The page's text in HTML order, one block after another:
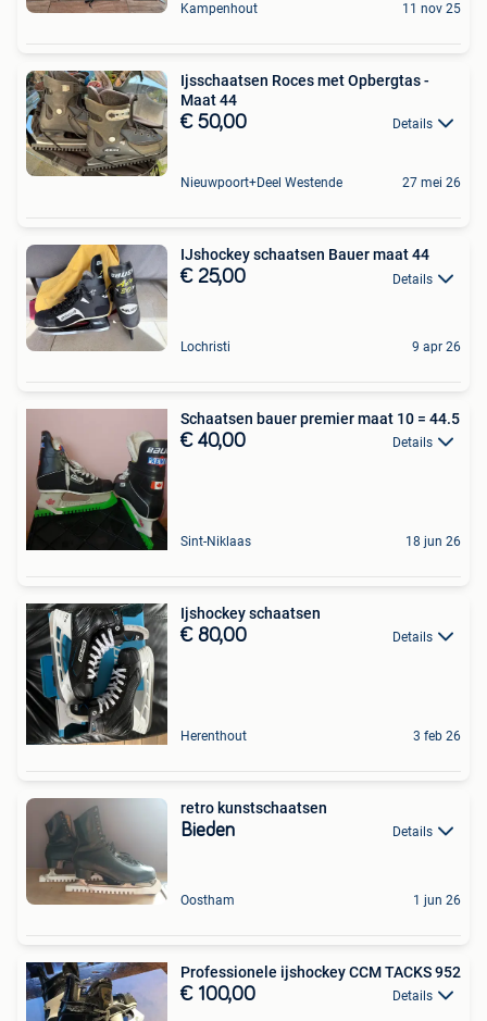
Kampenhout 11 nov 25
Ijsschaatsen Roces met Opbergtas -
Maat 44
€ 50,00 Details
Nieuwpoort+Deel Westende 27 mei 26
IJshockey schaatsen Bauer maat 44
€ 25,00 Details
Lochristi 9 apr 26
Schaatsen bauer premier maat 10 = 44.5
€ 40,00 Details
Sint-Niklaas 18 jun 26
Ijshockey schaatsen
€ 80,00 Details
Herenthout 3 feb 26
retro kunstschaatsen
Bieden Details
Oostham 1 jun 26
Professionele ijshockey CCM TACKS 952
€ 100,00 Details